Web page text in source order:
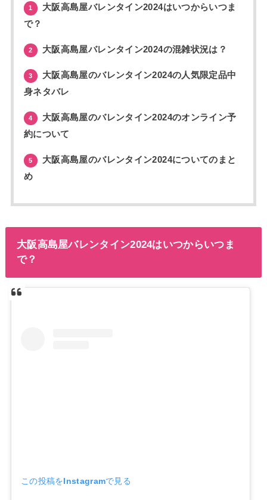
1
大阪高島屋バレンタイン2024はいつからいつま
で？
2 大阪高島屋バレンタイン2024の混雑状況は？
3
大阪高島屋のバレンタイン2024の人気限定品中
身ネタバレ
4
大阪高島屋のバレンタイン2024のオンライン予
約について
5
大阪高島屋のバレンタイン2024についてのまと
め
大阪高島屋バレンタイン2024はいつからいつま
で？
この投稿をInstagramで見る